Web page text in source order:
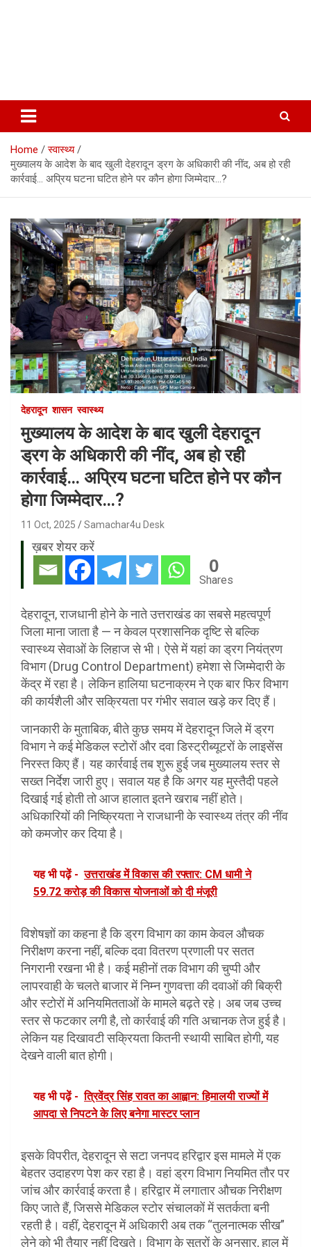
Home
स्वास्थ्य
मुख्यालय के आदेश के बाद खुली देहरादून ड्रग के अधिकारी की नींद, अब हो रही
कार्रवाई… अप्रिय घटना घटित होने पर कौन होगा जिम्मेदार…?
देहरादून शासन स्वास्थ्य
मुख्यालय के आदेश के बाद खुली देहरादून
ड्रग के अधिकारी की नींद, अब हो रही
कार्रवाई… अप्रिय घटना घटित होने पर कौन
होगा जिम्मेदार…?
11 Oct, 2025 Samachar4u Desk
ख़बर शेयर करें
0
Shares
देहरादून, राजधानी होने के नाते उत्तराखंड का सबसे महत्वपूर्ण
जिला माना जाता है — न केवल प्रशासनिक दृष्टि से बल्कि
स्वास्थ्य सेवाओं के लिहाज से भी। ऐसे में यहां का ड्रग नियंत्रण
विभाग (Drug Control Department) हमेशा से जिम्मेदारी के
केंद्र में रहा है। लेकिन हालिया घटनाक्रम ने एक बार फिर विभाग
की कार्यशैली और सक्रियता पर गंभीर सवाल खड़े कर दिए हैं।
जानकारी के मुताबिक, बीते कुछ समय में देहरादून जिले में ड्रग
विभाग ने कई मेडिकल स्टोरों और दवा डिस्ट्रीब्यूटरों के लाइसेंस
निरस्त किए हैं। यह कार्रवाई तब शुरू हुई जब मुख्यालय स्तर से
सख्त निर्देश जारी हुए। सवाल यह है कि अगर यह मुस्तैदी पहले
दिखाई गई होती तो आज हालात इतने खराब नहीं होते।
अधिकारियों की निष्क्रियता ने राजधानी के स्वास्थ्य तंत्र की नींव
को कमजोर कर दिया है।
यह भी पढ़ें - उत्तराखंड में विकास की रफ्तार: CM धामी ने
59.72 करोड़ की विकास योजनाओं को दी मंजूरी
विशेषज्ञों का कहना है कि ड्रग विभाग का काम केवल औचक
निरीक्षण करना नहीं, बल्कि दवा वितरण प्रणाली पर सतत
निगरानी रखना भी है। कई महीनों तक विभाग की चुप्पी और
लापरवाही के चलते बाजार में निम्न गुणवत्ता की दवाओं की बिक्री
और स्टोरों में अनियमितताओं के मामले बढ़ते रहे। अब जब उच्च
स्तर से फटकार लगी है, तो कार्रवाई की गति अचानक तेज हुई है।
लेकिन यह दिखावटी सक्रियता कितनी स्थायी साबित होगी, यह
देखने वाली बात होगी।
यह भी पढ़ें - त्रिवेंद्र सिंह रावत का आह्वान: हिमालयी राज्यों में
आपदा से निपटने के लिए बनेगा मास्टर प्लान
इसके विपरीत, देहरादून से सटा जनपद हरिद्वार इस मामले में एक
बेहतर उदाहरण पेश कर रहा है। वहां ड्रग विभाग नियमित तौर पर
जांच और कार्रवाई करता है। हरिद्वार में लगातार औचक निरीक्षण
किए जाते हैं, जिससे मेडिकल स्टोर संचालकों में सतर्कता बनी
रहती है। वहीं, देहरादून में अधिकारी अब तक “तुलनात्मक सीख”
लेने को भी तैयार नहीं दिखते। विभाग के सूत्रों के अनुसार, हाल में